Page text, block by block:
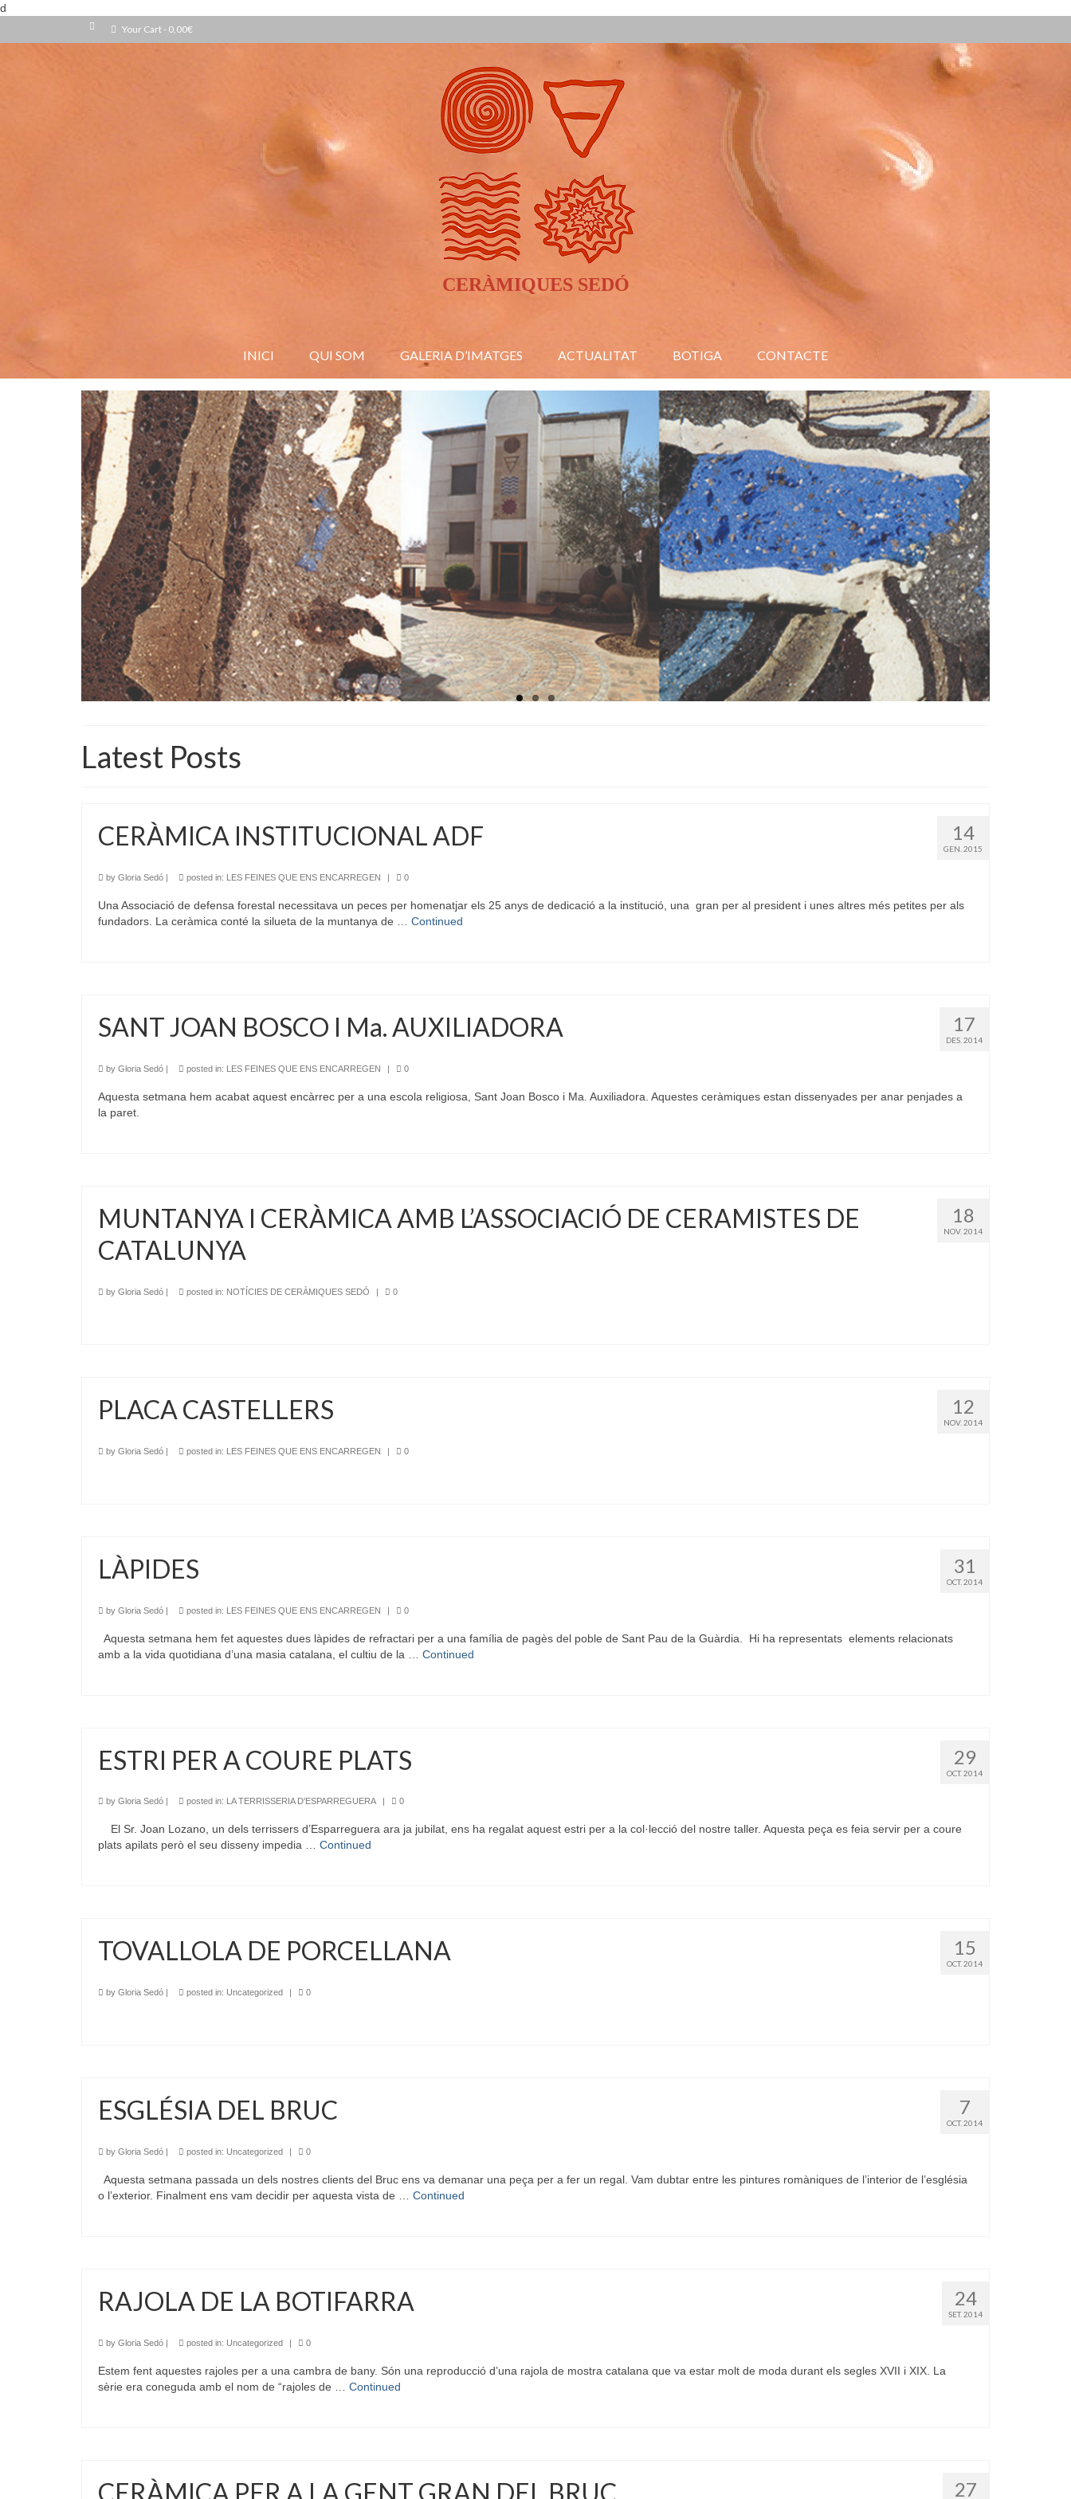
d
Your Cart - 0,00€
CERÀMIQUES SEDÓ
INICI QUI SOM GALERIA D’IMATGES ACTUALITAT BOTIGA CONTACTE
Latest Posts
14
GEN. 2015
CERÀMICA INSTITUCIONAL ADF
by Gloria Sedó | posted in: LES FEINES QUE ENS ENCARREGEN | 0
Una Associació de defensa forestal necessitava un peces per homenatjar els 25 anys de dedicació a la institució, una gran per al president i unes altres més petites per als
fundadors. La ceràmica conté la silueta de la muntanya de … Continued
17
DES. 2014
SANT JOAN BOSCO I Ma. AUXILIADORA
by Gloria Sedó | posted in: LES FEINES QUE ENS ENCARREGEN | 0
Aquesta setmana hem acabat aquest encàrrec per a una escola religiosa, Sant Joan Bosco i Ma. Auxiliadora. Aquestes ceràmiques estan dissenyades per anar penjades a
la paret.
18
NOV. 2014
MUNTANYA I CERÀMICA AMB L’ASSOCIACIÓ DE CERAMISTES DE
CATALUNYA
by Gloria Sedó | posted in: NOTÍCIES DE CERÀMIQUES SEDÓ | 0
12
NOV. 2014
PLACA CASTELLERS
by Gloria Sedó | posted in: LES FEINES QUE ENS ENCARREGEN | 0
31
OCT. 2014
LÀPIDES
by Gloria Sedó | posted in: LES FEINES QUE ENS ENCARREGEN | 0
Aquesta setmana hem fet aquestes dues làpides de refractari per a una família de pagès del poble de Sant Pau de la Guàrdia. Hi ha representats elements relacionats
amb a la vida quotidiana d’una masia catalana, el cultiu de la … Continued
29
OCT. 2014
ESTRI PER A COURE PLATS
by Gloria Sedó posted in: LA TERRISSERIA D'ESPARREGUERA 0
El Sr. Joan Lozano, un dels terrissers d’Esparreguera ara ja jubilat, ens ha regalat aquest estri per a la col·lecció del nostre taller. Aquesta peça es feia servir per a coure
plats apilats però el seu disseny impedia … Continued
15
OCT. 2014
TOVALLOLA DE PORCELLANA
by Gloria Sedó posted in: Uncategorized 0
7
OCT. 2014
ESGLÉSIA DEL BRUC
by Gloria Sedó posted in: Uncategorized 0
Aquesta setmana passada un dels nostres clients del Bruc ens va demanar una peça per a fer un regal. Vam dubtar entre les pintures romàniques de l’interior de l’església
o l’exterior. Finalment ens vam decidir per aquesta vista de … Continued
24
SET. 2014
RAJOLA DE LA BOTIFARRA
by Gloria Sedó posted in: Uncategorized 0
Estem fent aquestes rajoles per a una cambra de bany. Són una reproducció d’una rajola de mostra catalana que va estar molt de moda durant els segles XVII i XIX. La
sèrie era coneguda amb el nom de “rajoles de … Continued
27
CERÀMICA PER A LA GENT GRAN DEL BRUC